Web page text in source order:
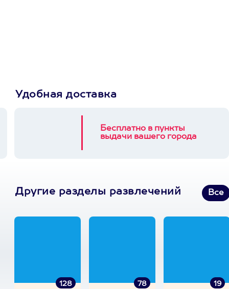
Удобная доставка
Бесплатно в пункты
выдачи вашего города
Другие разделы развлечений Все
128
78
19